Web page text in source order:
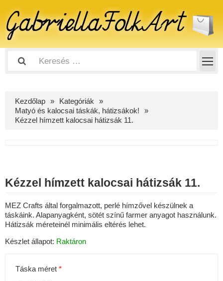
Kezdőlap
Kategóriák
Matyó és kalocsai táskák, hátizsákok!
Kézzel hímzett kalocsai hátizsák 11.
Kézzel hímzett kalocsai hátizsák 11.
MEZ Crafts által forgalmazott, perlé hímzővel készülnek a
táskáink. Alapanyagként, sötét színű farmer anyagot használunk.
Hátizsák méreteinél minimális eltérés lehet.
Készlet állapot: Raktáron
Táska méret